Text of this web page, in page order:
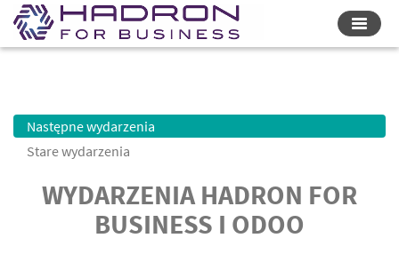
Następne wydarzenia
Stare wydarzenia
WYDARZENIA HADRON FOR
BUSINESS I ODOO